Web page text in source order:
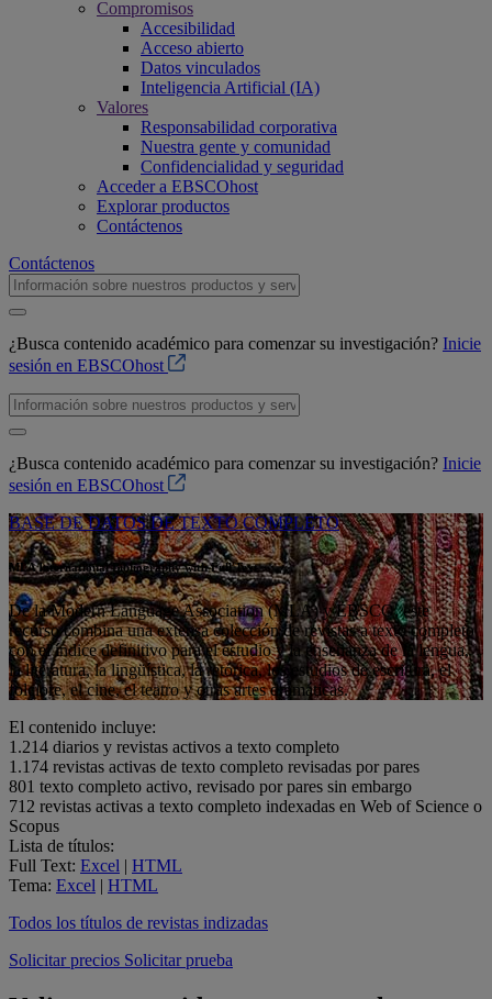
Compromisos
Accesibilidad
Acceso abierto
Datos vinculados
Inteligencia Artificial (IA)
Valores
Responsabilidad corporativa
Nuestra gente y comunidad
Confidencialidad y seguridad
Acceder a EBSCOhost
Explorar productos
Contáctenos
Contáctenos
¿Busca contenido académico para comenzar su investigación? Inicie
sesión en EBSCOhost
¿Busca contenido académico para comenzar su investigación? Inicie
sesión en EBSCOhost
BASE DE DATOS DE TEXTO COMPLETO
MLA International Bibliography with Full Text
De la Modern Language Association (MLA) y EBSCO, este
recurso combina una extensa colección de revistas a texto completo
con el índice definitivo para el estudio y la enseñanza de la lengua,
la literatura, la lingüística, la retórica, los estudios de escritura, el
folclore, el cine, el teatro y otras artes dramáticas.
El contenido incluye:
1.214 diarios y revistas activos a texto completo
1.174 revistas activas de texto completo revisadas por pares
801 texto completo activo, revisado por pares sin embargo
712 revistas activas a texto completo indexadas en Web of Science o
Scopus
Lista de títulos:
Full Text: Excel | HTML
Tema: Excel | HTML
Todos los títulos de revistas indizadas
Solicitar precios Solicitar prueba